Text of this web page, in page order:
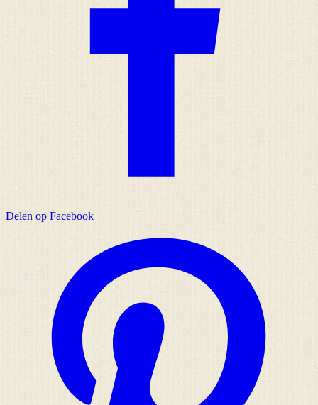
Delen op Facebook